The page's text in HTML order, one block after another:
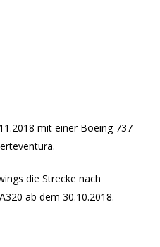
mit einer Boeing 737-
die Strecke nach
ab dem 30.10.2018.